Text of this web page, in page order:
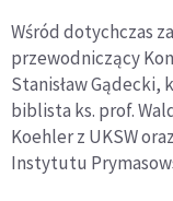
Wśród dotychczas
przewodniczący
Stanisław Gądecki,
biblista ks. prof.
Koehler z UKSW
Instytutu